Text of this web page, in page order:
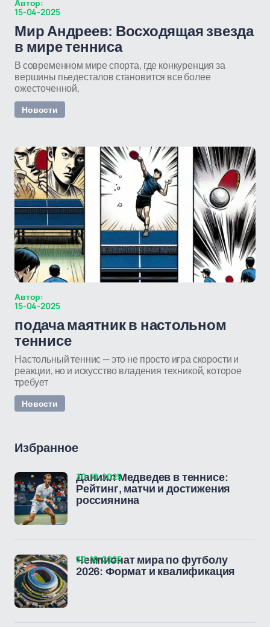
Автор:
15-04-2025
Мир Андреев: Восходящая звезда
в мире тенниса
В современном мире спорта, где конкуренция за
вершины пьедесталов становится все более
ожесточенной,
Новости
Автор:
15-04-2025
подача маятник в настольном
теннисе
Настольный теннис — это не просто игра скорости и
реакции, но и искусство владения техникой, которое
требует
Новости
Избранное
Даниил Медведев в теннисе:
Рейтинг, матчи и достижения
россиянина
30-10-2025
Чемпионат мира по футболу
2026: Формат и квалификация
30-10-2025